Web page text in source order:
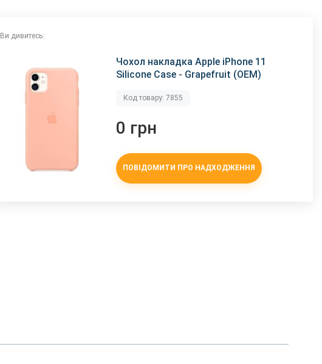
Ви дивитесь:
Чохол накладка Apple iPhone 11
Silicone Case - Grapefruit (OEM)
Код товару: 7855
0 грн
ПОВІДОМИТИ ПРО НАДХОДЖЕННЯ